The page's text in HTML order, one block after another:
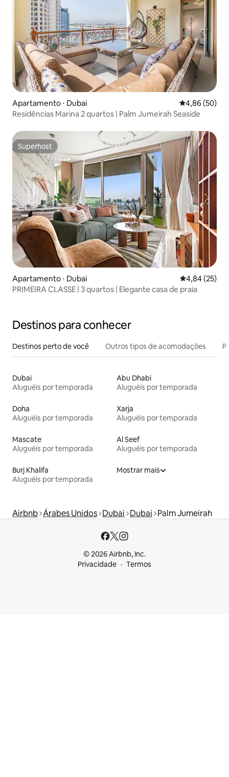
Apartamento ⋅ Dubai 4,86 de uma
4,86 (50)
Residências Marina 2 quartos | Palm Jumeirah Seaside
Superhost
Superhost
Apartamento ⋅ Dubai 4,84 de uma
4,84 (25)
PRIMEIRA CLASSE | 3 quartos | Elegante casa de praia
Destinos para conhecer
Destinos perto de você Outros tipos de acomodações
Dubai
Aluguéis por temporada
Abu Dhabi
Aluguéis por temporada
Doha
Aluguéis por temporada
Xarja
Aluguéis por temporada
Mascate
Aluguéis por temporada
Al Seef
Aluguéis por temporada
Burj Khalifa
Aluguéis por temporada
Mostrar mais
Airbnb Árabes Unidos Dubai Dubai Palm Jumeirah
© 2026 Airbnb, Inc.
Privacidade
Termos